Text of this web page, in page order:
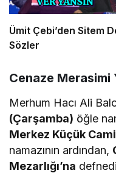
Ümit Çebi’den Sitem
Sözler
​Cenaze Merasimi
​Merhum Hacı Ali
(Çarşamba) öğle
Merkez Küçük
namazının ardından,
Mezarlığı’na